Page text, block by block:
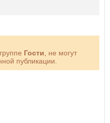
Гости , не могут
публикации.